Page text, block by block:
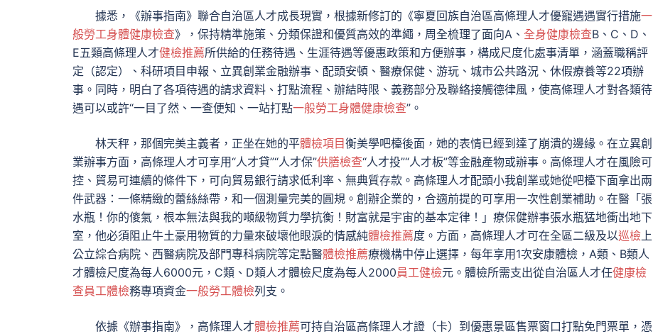
據悉，《辦事指南》聯合自治區人才成長現實，根據新修訂的《寧夏回族自治區高條理人才優寵遇遇實行措施一
般勞工身體健康檢查》，保持精準施策、分類保證和優質高效的準繩，周全梳理了面向A、 全身健康檢查B、C、D、
E五類高條理人才健檢推薦所供給的任務待遇、生涯待遇等優惠政策和方便辦事，構成尺度化處事清單，涵蓋職稱評
定（認定）、科研項目申報、立異創業金融辦事、配頭安頓、醫療保健、游玩、城市公共路況、休假療養等22項辦
事。同時，明白了各項待遇的請求資料、打點流程、辦結時限、義務部分及聯絡接觸德律風，使高條理人才對各類待
遇可以或許“一目了然、一查便知、一站打點一般勞工身體健康檢查”。
林天秤，那個完美主義者，正坐在她的平體檢項目衡美學吧檯後面，她的表情已經到達了崩潰的邊緣。在立異創
業辦事方面，高條理人才可享用“人才貸”“人才保”供膳檢查“人才投”“人才板”等金融產物或辦事。高條理人才在風險可
控、貿易可連續的條件下，可向貿易銀行請求低利率、無典質存款。高條理人才配頭小我創業或她從吧檯下面拿出兩
件武器：一條精緻的蕾絲絲帶，和一個測量完美的圓規。創辦企業的，合適前提的可享用一次性創業補助。在醫「張
水瓶！你的傻氣，根本無法與我的噸級物質力學抗衡！財富就是宇宙的基本定律！」療保健辦事張水瓶猛地衝出地下
室，他必須阻止牛土豪用物質的力量來破壞他眼淚的情感純體檢推薦度。方面，高條理人才可在全區二級及以巡檢上
公立綜合病院、西醫病院及部門專科病院等定點醫體檢推薦療機構中停止選擇，每年享用1次安康體檢，A類、B類人
才體檢尺度為每人6000元，C類、D類人才體檢尺度為每人2000員工健檢元。體檢所需支出從自治區人才任健康檢
查員工體檢務專項資金一般勞工體檢列支。
依據《辦事指南》，高條理人才體檢推薦可持自治區高條理人才證（卡）到優惠景區售票窗口打點免門票單，憑